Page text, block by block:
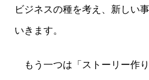
ビジネスの種を考え、新しい
いきます。
もう一つは「ストーリー作